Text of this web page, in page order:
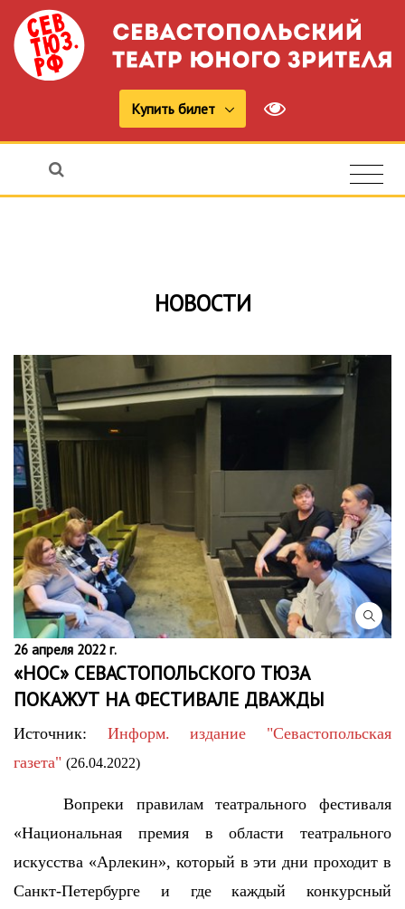
Купить билет
НОВОСТИ
26 апреля 2022 г.
«НОС» СЕВАСТОПОЛЬСКОГО ТЮЗА
ПОКАЖУТ НА ФЕСТИВАЛЕ ДВАЖДЫ
Источник: Информ. издание "Севастопольская
газета" (26.04.2022)
Вопреки правилам театрального фестиваля
«Национальная премия в области театрального
искусства «Арлекин», который в эти дни проходит в
Санкт-Петербурге и где каждый конкурсный